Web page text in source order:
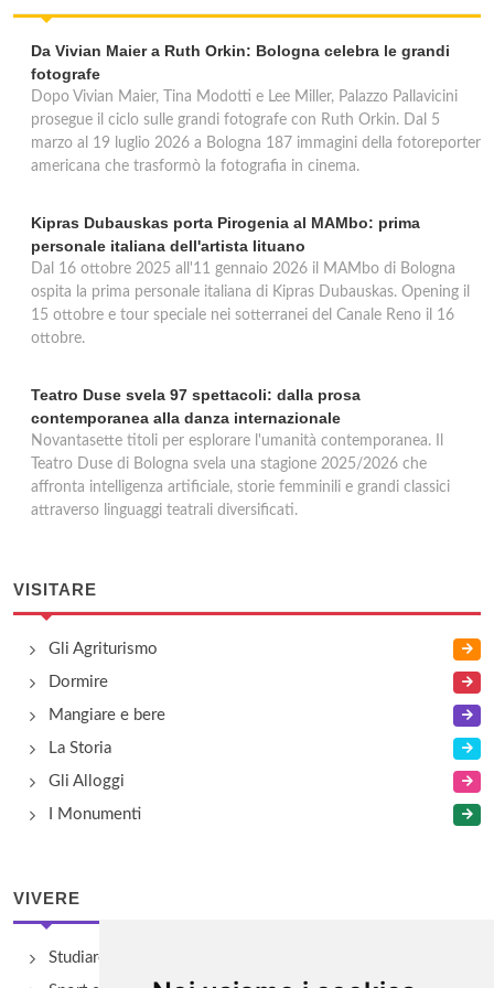
Da Vivian Maier a Ruth Orkin: Bologna celebra le grandi
fotografe
Dopo Vivian Maier, Tina Modotti e Lee Miller, Palazzo Pallavicini
prosegue il ciclo sulle grandi fotografe con Ruth Orkin. Dal 5
marzo al 19 luglio 2026 a Bologna 187 immagini della fotoreporter
americana che trasformò la fotografia in cinema.
Kipras Dubauskas porta Pirogenia al MAMbo: prima
personale italiana dell'artista lituano
Dal 16 ottobre 2025 all'11 gennaio 2026 il MAMbo di Bologna
ospita la prima personale italiana di Kipras Dubauskas. Opening il
15 ottobre e tour speciale nei sotterranei del Canale Reno il 16
ottobre.
Teatro Duse svela 97 spettacoli: dalla prosa
contemporanea alla danza internazionale
Novantasette titoli per esplorare l'umanità contemporanea. Il
Teatro Duse di Bologna svela una stagione 2025/2026 che
affronta intelligenza artificiale, storie femminili e grandi classici
attraverso linguaggi teatrali diversificati.
VISITARE
Gli Agriturismo
Dormire
Mangiare e bere
La Storia
Gli Alloggi
I Monumenti
VIVERE
Studiare